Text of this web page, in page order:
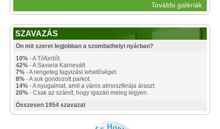
További galériák
SZAVAZÁS
Ön mit szeret legjobban a szombathelyi nyárban?
10% - A Tófürdőt.
42% - A Savaria Karnevált.
7% - A rengeteg fagyizási lehetőséget.
8% - A sok gondozott parkot.
14% - A nyugalmat, amit a város atmoszférája áraszt.
20% - Csak az számít, hogy igazán meleg legyen.
Összesen 1954 szavazat